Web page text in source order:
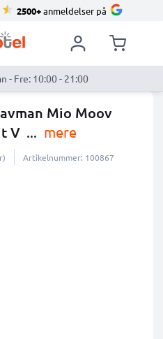
2500+anmeldelser på
- Fre: 10:00 - 21:00
Mio Moov
V ... mere
Artikelnummer: 100867